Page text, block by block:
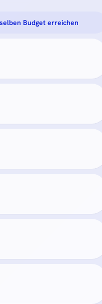
Budget erreichen